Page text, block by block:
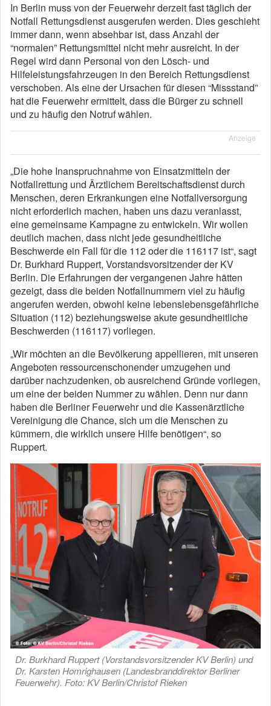
In Berlin muss von der Feuerwehr derzeit fast täglich der
Notfall Rettungsdienst ausgerufen werden. Dies geschieht
immer dann, wenn absehbar ist, dass Anzahl der
“normalen” Rettungsmittel nicht mehr ausreicht. In der
Regel wird dann Personal von den Lösch- und
Hilfeleistungsfahrzeugen in den Bereich Rettungsdienst
verschoben. Als eine der Ursachen für diesen “Missstand”
hat die Feuerwehr ermittelt, dass die Bürger zu schnell
und zu häufig den Notruf wählen.
Anzeige
„Die hohe Inanspruchnahme von Einsatzmitteln der
Notfallrettung und Ärztlichem Bereitschaftsdienst durch
Menschen, deren Erkrankungen eine Notfallversorgung
nicht erforderlich machen, haben uns dazu veranlasst,
eine gemeinsame Kampagne zu entwickeln. Wir wollen
deutlich machen, dass nicht jede gesundheitliche
Beschwerde ein Fall für die 112 oder die 116117 ist“, sagt
Dr. Burkhard Ruppert, Vorstandsvorsitzender der KV
Berlin. Die Erfahrungen der vergangenen Jahre hätten
gezeigt, dass die beiden Notfallnummern viel zu häufig
angerufen werden, obwohl keine lebenslebensgefährliche
Situation (112) beziehungsweise akute gesundheitliche
Beschwerden (116117) vorliegen.
„Wir möchten an die Bevölkerung appellieren, mit unseren
Angeboten ressourcenschonender umzugehen und
darüber nachzudenken, ob ausreichend Gründe vorliegen,
um eine der beiden Nummer zu wählen. Denn nur dann
haben die Berliner Feuerwehr und die Kassenärztliche
Vereinigung die Chance, sich um die Menschen zu
kümmern, die wirklich unsere Hilfe benötigen“, so
Ruppert.
Dr. Burkhard Ruppert (Vorstandsvorsitzender KV Berlin) und
Dr. Karsten Homrighausen (Landesbranddirektor Berliner
Feuerwehr). Foto: KV Berlin/Christof Rieken